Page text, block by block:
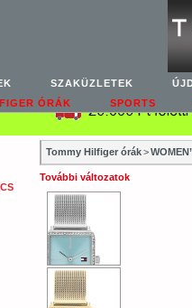
SZAKÜZLETEK
ÓRÁK
SPORTS
Tommy Hilfiger órák >
További változatok